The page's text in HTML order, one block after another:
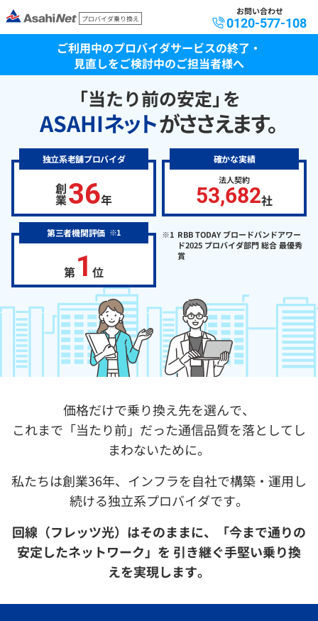
プロバイダ乗り換え
お問い合わせ
0120-577-108
ご利用中のプロバイダサービスの終了・
見直しをご検討中のご担当者様へ
「当たり前の安定」 を
ASAHIネットがささえます。
独立系老舗プロバイダ
創
業36年
確かな実績
法人契約
53,682社
第三者機関評価 ※1
第1位
※1 RBB TODAY ブロードバンドアワー
ド2025 プロバイダ部門 総合 最優秀
賞
え
価格だけで乗り換え先を選んで、
これまで「当たり前」だった通信品質を落としてし
まわないために。
私たちは創業36年、インフラを自社で構築・運用し
続ける独立系プロバイダです。
回線（フレッツ光）はそのままに、「今まで通りの
安定したネットワーク」を 引き継ぐ手堅い乗り換
えを実現します。